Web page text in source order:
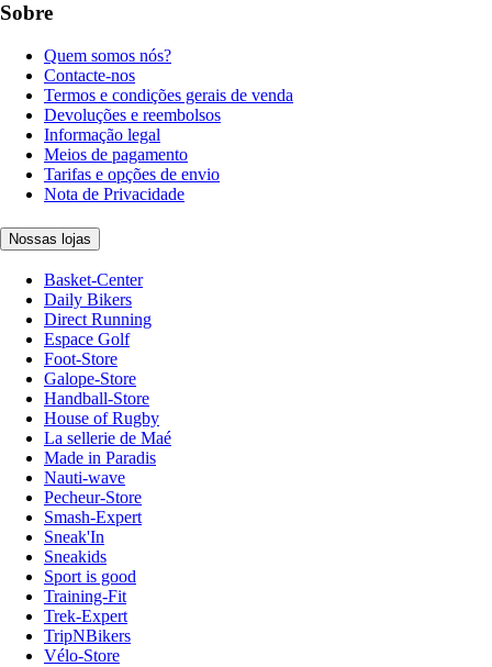
Sobre
Quem somos nós?
Contacte-nos
Termos e condições gerais de venda
Devoluções e reembolsos
Informação legal
Meios de pagamento
Tarifas e opções de envio
Nota de Privacidade
Nossas lojas
Basket-Center
Daily Bikers
Direct Running
Espace Golf
Foot-Store
Galope-Store
Handball-Store
House of Rugby
La sellerie de Maé
Made in Paradis
Nauti-wave
Pecheur-Store
Smash-Expert
Sneak'In
Sneakids
Sport is good
Training-Fit
Trek-Expert
TripNBikers
Vélo-Store